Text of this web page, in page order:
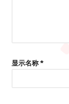
显示名称*